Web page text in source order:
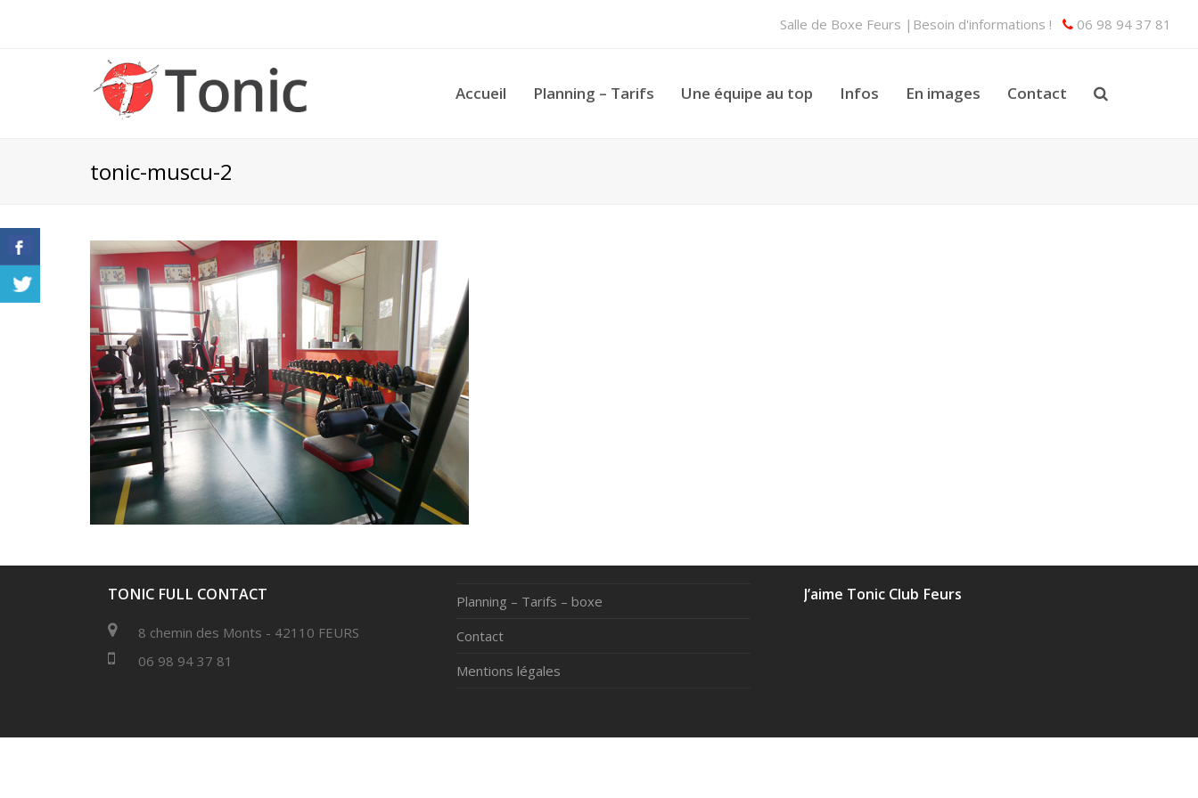
Salle de Boxe Feurs |Besoin d'informations ! 06 98 94 37 81
Accueil Planning – Tarifs Une équipe au top Infos En images Contact
tonic-muscu-2
TONIC FULL CONTACT
8 chemin des Monts - 42110 FEURS
06 98 94 37 81
Planning – Tarifs – boxe
Contact
Mentions légales
J’aime Tonic Club Feurs